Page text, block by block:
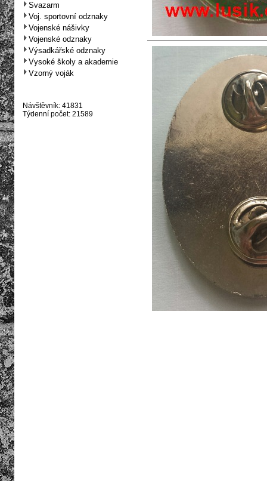
Svazarm
Voj. sportovní odznaky
Vojenské nášivky
Vojenské odznaky
Výsadkářské odznaky
Vysoké školy a akademie
Vzorný voják
Návštěvník: 41831
Týdenní počet: 21589